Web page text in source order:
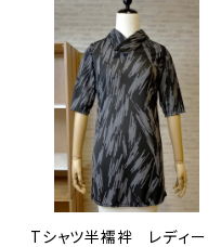
Tシャツ半襦袢 レディー